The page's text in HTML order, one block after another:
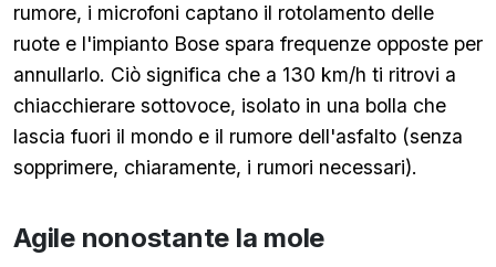
rumore, i microfoni captano il rotolamento delle
ruote e l'impianto Bose spara frequenze opposte per
annullarlo. Ciò significa che a 130 km/h ti ritrovi a
chiacchierare sottovoce, isolato in una bolla che
lascia fuori il mondo e il rumore dell'asfalto (senza
sopprimere, chiaramente, i rumori necessari).
Agile nonostante la mole